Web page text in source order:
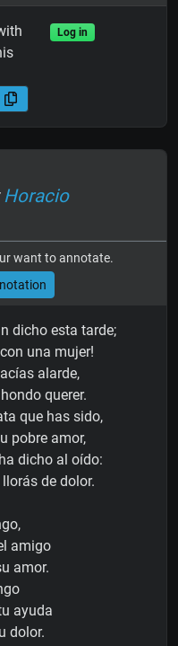
Log in
Horacio
want to annotate.
dicho esta tarde;
una mujer!
alarde,
querer.
que has sido,
pobre amor,
dicho al oído:
de dolor.
amigo
amor.
ayuda
dolor.